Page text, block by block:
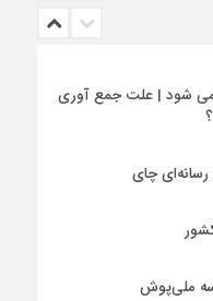
می شود | علت جمع آوری
رسانه‌ای چای
ملی‌پوش